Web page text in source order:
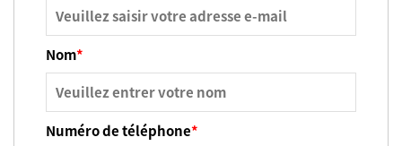
Nom*
Numéro de téléphone*